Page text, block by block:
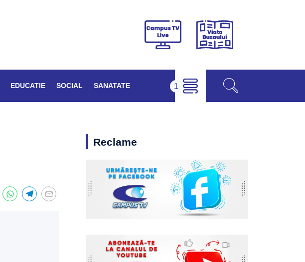
Campus
Viața
EDUCATIE SOCIAL SANATATE
Reclame